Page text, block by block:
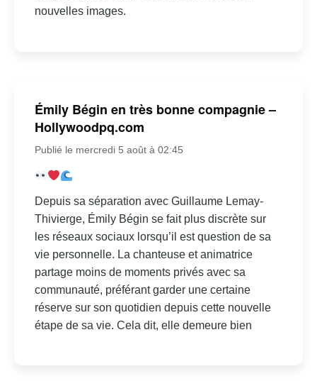
nouvelles images.
Émily Bégin en très bonne compagnie –
Hollywoodpq.com
Publié le mercredi 5 août à 02:45
Depuis sa séparation avec Guillaume Lemay-
Thivierge, Émily Bégin se fait plus discrète sur
les réseaux sociaux lorsqu’il est question de sa
vie personnelle. La chanteuse et animatrice
partage moins de moments privés avec sa
communauté, préférant garder une certaine
réserve sur son quotidien depuis cette nouvelle
étape de sa vie. Cela dit, elle demeure bien